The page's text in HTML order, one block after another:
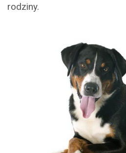
rodziny.